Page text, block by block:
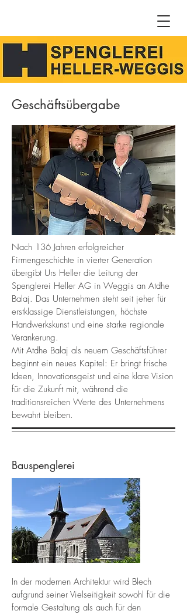
Geschäftsübergabe
Nach 136 Jahren erfolgreicher
Firmengeschichte in vierter Generation
übergibt Urs Heller die Leitung der
Spenglerei Heller AG in Weggis an Atdhe
Balaj. Das Unternehmen steht seit jeher für
erstklassige Dienstleistungen, höchste
Handwerkskunst und eine starke regionale
Verankerung.
Mit Atdhe Balaj als neuem Geschäftsführer
beginnt ein neues Kapitel: Er bringt frische
Ideen, Innovationsgeist und eine klare Vision
für die Zukunft mit, während die
traditionsreichen Werte des Unternehmens
bewahrt bleiben.
Bauspenglerei
In der modernen Architektur wird Blech
aufgrund seiner Vielseitigkeit sowohl für die
formale Gestaltung als auch für den